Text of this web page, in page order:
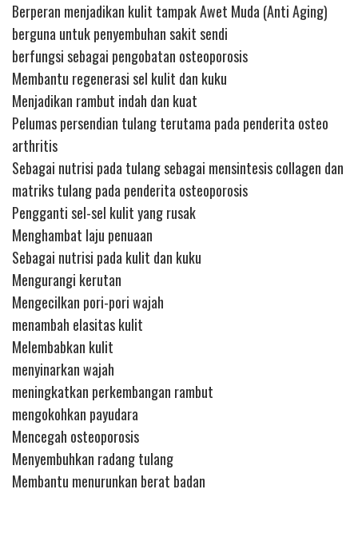
Berperan menjadikan kulit tampak Awet Muda (Anti Aging)
berguna untuk penyembuhan sakit sendi
berfungsi sebagai pengobatan osteoporosis
Membantu regenerasi sel kulit dan kuku
Menjadikan rambut indah dan kuat
Pelumas persendian tulang terutama pada penderita osteo
arthritis
Sebagai nutrisi pada tulang sebagai mensintesis collagen dan
matriks tulang pada penderita osteoporosis
Pengganti sel-sel kulit yang rusak
Menghambat laju penuaan
Sebagai nutrisi pada kulit dan kuku
Mengurangi kerutan
Mengecilkan pori-pori wajah
menambah elasitas kulit
Melembabkan kulit
menyinarkan wajah
meningkatkan perkembangan rambut
mengokohkan payudara
Mencegah osteoporosis
Menyembuhkan radang tulang
Membantu menurunkan berat badan